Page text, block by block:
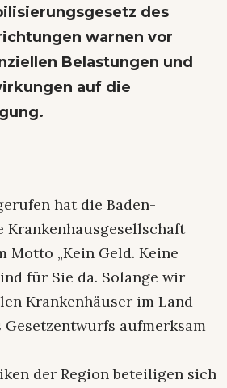
des
warnen vor
Belastungen und
auf die
hat die Baden-
Krankenhausgesellschaft
Motto „Kein Geld. Keine
für Sie da. Solange wir
Krankenhäuser im Land
Gesetzentwurfs aufmerksam
der Region beteiligen sich